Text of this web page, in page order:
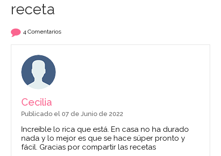
receta
4 Comentarios
Cecilia
Publicado el 07 de Junio de 2022
Increíble lo rica que está. En casa no ha durado
nada y lo mejor es que se hace súper pronto y
fácil. Gracias por compartir las recetas